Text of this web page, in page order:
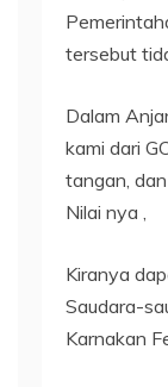
tersebut
Dalam
kami dari
tangan,
Nilai nya ,
Kiranya
Saudara-
Karnakan